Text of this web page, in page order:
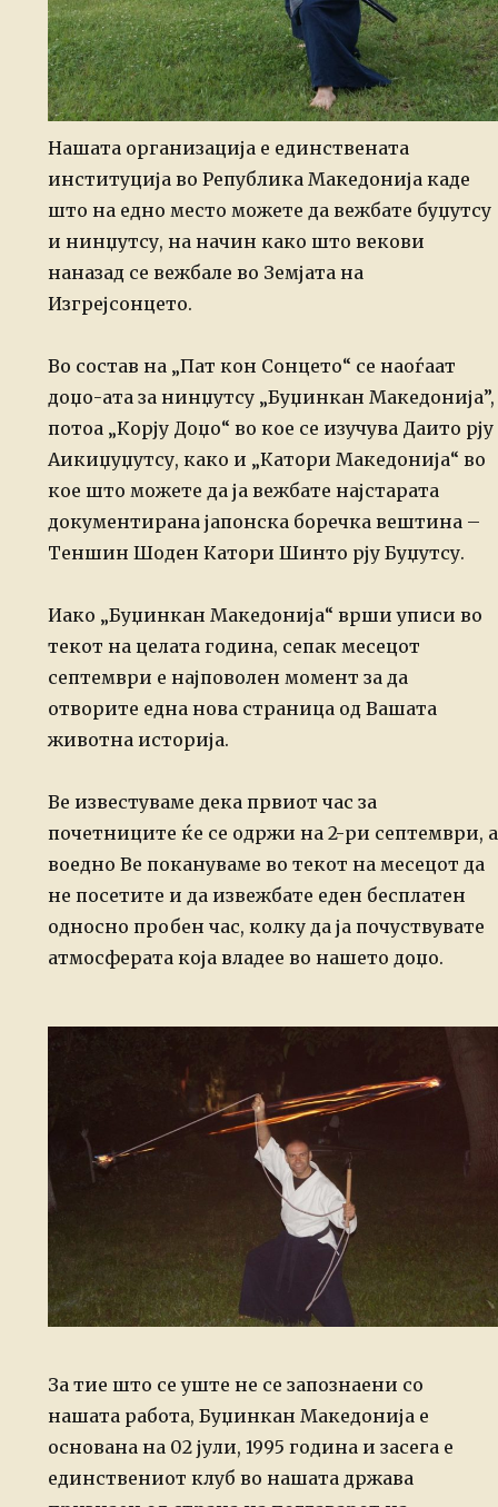
Нашата организација е единствената
институција во Република Македонија каде
што на едно место можете да вежбате буџутсу
и нинџутсу, на начин како што векови
наназад се вежбале во Земјата на
Изгрејсонцето.
Во состав на „Пат кон Сонцето“ се наоѓаат
доџо-ата за нинџутсу „Буџинкан Македонија”,
потоа „Корју Доџо“ во кое се изучува Даито рју
Аикиџуџутсу, како и „Катори Македонија“ во
кое што можете да ја вежбате најстарата
документирана јапонска боречка вештина –
Теншин Шоден Катори Шинто рју Буџутсу.
Иако „Буџинкан Македонија“ врши уписи во
текот на целата година, сепак месецот
септември е најповолен момент за да
отворите една нова страница од Вашата
животна историја.
Ве известуваме дека првиот час за
почетниците ќе се одржи на 2-ри септември, а
воедно Ве покануваме во текот на месецот да
не посетите и да извежбате еден бесплатен
односно пробен час, колку да ја почуствувате
атмосферата која владее во нашето доџо.
За тие што се уште не се запознаени со
нашата работа, Буџинкан Македонија е
основана на 02 јули, 1995 година и засега е
единствениот клуб во нашата држава